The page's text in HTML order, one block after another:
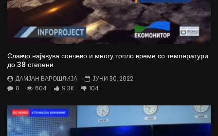
Славчо најавува сончево и многу топло време со температури
до 38 степени
ДАМЈАН ВАРОШЛИЈА
ЈУНИ 30, 2022
0
604 9.3K 104